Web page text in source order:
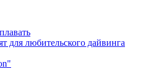
для любительского дайвинга